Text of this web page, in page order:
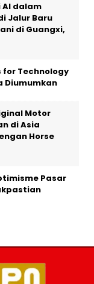
AI dalam
Jalur Baru
di Guangxi,
for Technology
Diumumkan
Motor
di Asia
Horse
Pasar